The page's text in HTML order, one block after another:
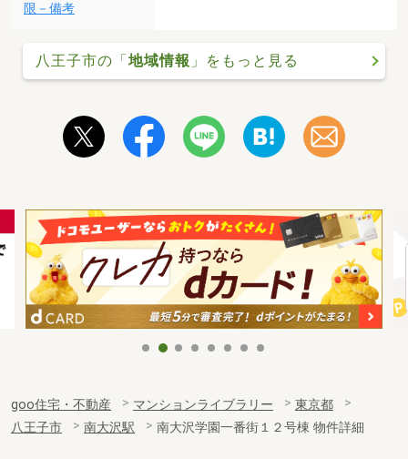
限－備考
八王子市の「地域情報 」をもっと見る
goo住宅・不動産 マンションライブラリー
東京都
八王子市
南大沢駅 南大沢学園一番街１２号棟 物件詳細